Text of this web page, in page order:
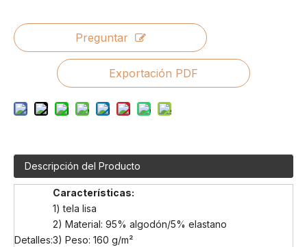
Preguntar
Exportación PDF
Descripción del Producto
Detalles:
Características:
1) tela lisa
2) Material: 95% algodón/5% elastano
3) Peso: 160 g/m²